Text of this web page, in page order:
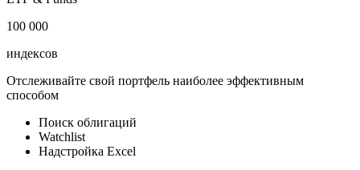
100 000
индексов
Отслеживайте свой портфель наиболее эффективным
способом
Поиск облигаций
Watchlist
Надстройка Excel